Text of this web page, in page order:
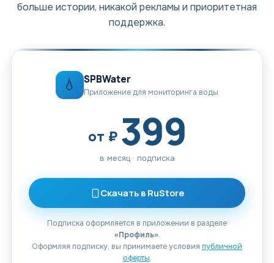
больше истории, никакой рекламы и приоритетная
поддержка.
💧 SPBWater
Приложение для мониторинга воды
от ₽ 399
в месяц · подписка
Скачать в RuStore
Подписка оформляется в приложении в разделе
«Профиль».
Оформляя подписку, вы принимаете условия публичной
оферты.